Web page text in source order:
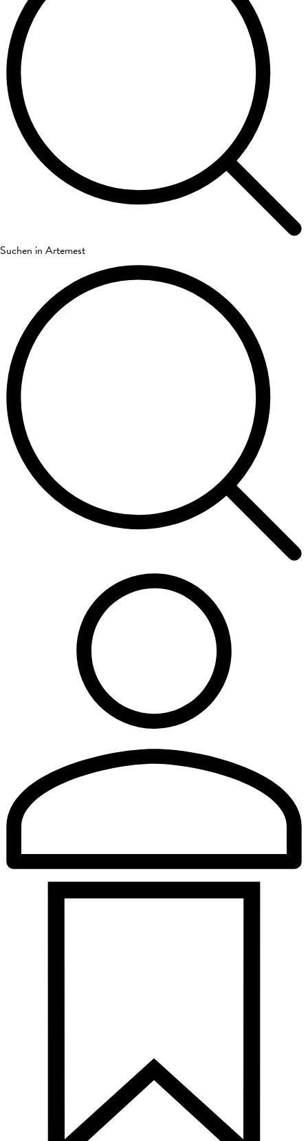
Suchen in Artemest